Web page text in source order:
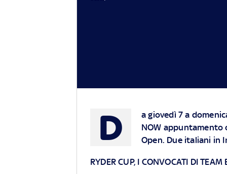
D
a giovedì 7 a
NOW appuntamento
Open. Due italiani in
RYDER CUP, I CONVOCATI DI